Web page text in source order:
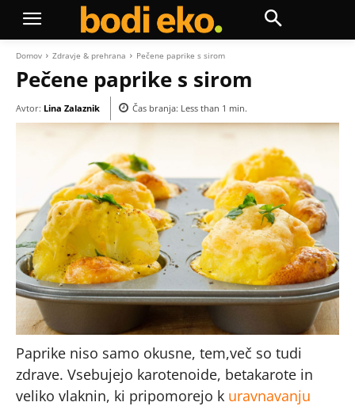
Domov Zdravje & prehrana Pečene paprike s sirom
Pečene paprike s sirom
Avtor: Lina Zalaznik Čas branja: Less than 1 min.
Paprike niso samo okusne, tem,več so tudi
zdrave. Vsebujejo karotenoide, betakarote in
veliko vlaknin, ki pripomorejo k uravnavanju